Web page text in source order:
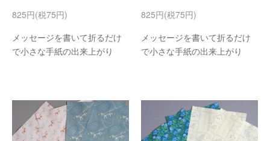
825円(税75円)
メッセージを書いて折るだけ
で小さな手紙の出来上がり
825円(税75円)
メッセージを書いて折るだけ
で小さな手紙の出来上がり